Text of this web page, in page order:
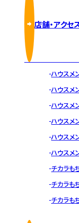
店舗・アクセ
ハウスメ
ハウスメ
ハウスメ
ハウスメ
ハウスメ
ハウスメ
チカラも
チカラも
チカラも